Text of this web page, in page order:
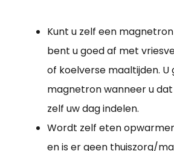
Kunt u zelf een
bent u goed af met
of koelverse maaltijden.
magnetron wanneer u dat
zelf uw dag indelen.
Wordt zelf eten
en is er geen thuiszorg/